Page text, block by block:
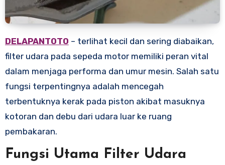
DELAPANTOTO – terlihat kecil dan sering diabaikan,
filter udara pada sepeda motor memiliki peran vital
dalam menjaga performa dan umur mesin. Salah satu
fungsi terpentingnya adalah mencegah
terbentuknya kerak pada piston akibat masuknya
kotoran dan debu dari udara luar ke ruang
pembakaran.
Fungsi Utama Filter Udara